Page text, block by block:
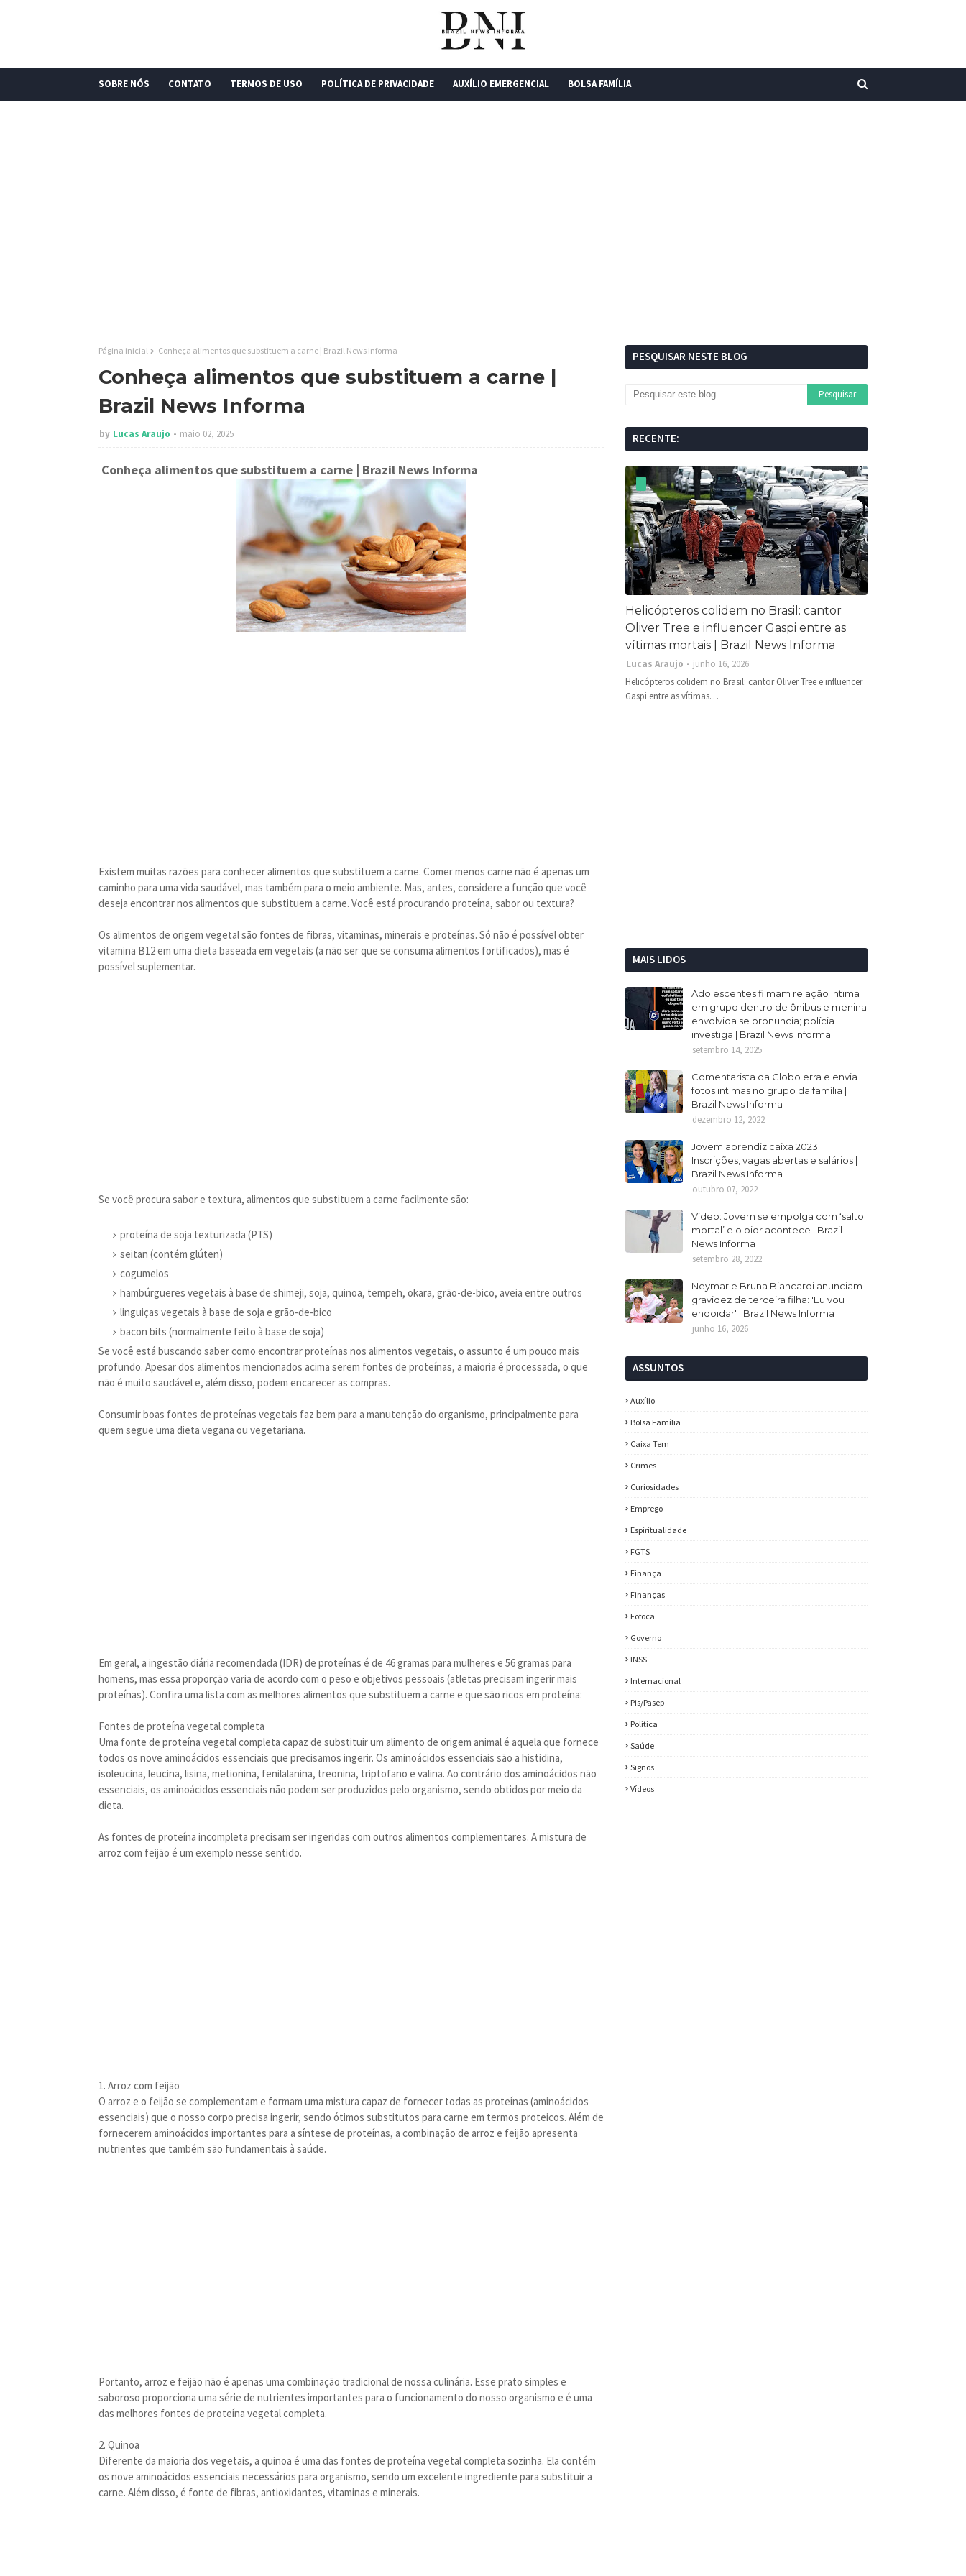
SOBRE NÓS CONTATO TERMOS DE USO POLÍTICA DE PRIVACIDADE AUXÍLIO EMERGENCIAL BOLSA FAMÍLIA
Página inicial Conheça alimentos que substituem a carne | Brazil News Informa
Conheça alimentos que substituem a carne |
Brazil News Informa
by Lucas Araujo maio 02, 2025
Conheça alimentos que substituem a carne | Brazil News Informa
Existem muitas razões para conhecer alimentos que substituem a carne. Comer menos carne não é apenas um
caminho para uma vida saudável, mas também para o meio ambiente. Mas, antes, considere a função que você
deseja encontrar nos alimentos que substituem a carne. Você está procurando proteína, sabor ou textura?
Os alimentos de origem vegetal são fontes de fibras, vitaminas, minerais e proteínas. Só não é possível obter
vitamina B12 em uma dieta baseada em vegetais (a não ser que se consuma alimentos fortificados), mas é
possível suplementar.
Se você procura sabor e textura, alimentos que substituem a carne facilmente são:
proteína de soja texturizada (PTS)
seitan (contém glúten)
cogumelos
hambúrgueres vegetais à base de shimeji, soja, quinoa, tempeh, okara, grão-de-bico, aveia entre outros
linguiças vegetais à base de soja e grão-de-bico
bacon bits (normalmente feito à base de soja)
Se você está buscando saber como encontrar proteínas nos alimentos vegetais, o assunto é um pouco mais
profundo. Apesar dos alimentos mencionados acima serem fontes de proteínas, a maioria é processada, o que
não é muito saudável e, além disso, podem encarecer as compras.
Consumir boas fontes de proteínas vegetais faz bem para a manutenção do organismo, principalmente para
quem segue uma dieta vegana ou vegetariana.
Em geral, a ingestão diária recomendada (IDR) de proteínas é de 46 gramas para mulheres e 56 gramas para
homens, mas essa proporção varia de acordo com o peso e objetivos pessoais (atletas precisam ingerir mais
proteínas). Confira uma lista com as melhores alimentos que substituem a carne e que são ricos em proteína:
Fontes de proteína vegetal completa
Uma fonte de proteína vegetal completa capaz de substituir um alimento de origem animal é aquela que fornece
todos os nove aminoácidos essenciais que precisamos ingerir. Os aminoácidos essenciais são a histidina,
isoleucina, leucina, lisina, metionina, fenilalanina, treonina, triptofano e valina. Ao contrário dos aminoácidos não
essenciais, os aminoácidos essenciais não podem ser produzidos pelo organismo, sendo obtidos por meio da
dieta.
As fontes de proteína incompleta precisam ser ingeridas com outros alimentos complementares. A mistura de
arroz com feijão é um exemplo nesse sentido.
1. Arroz com feijão
O arroz e o feijão se complementam e formam uma mistura capaz de fornecer todas as proteínas (aminoácidos
essenciais) que o nosso corpo precisa ingerir, sendo ótimos substitutos para carne em termos proteicos. Além de
fornecerem aminoácidos importantes para a síntese de proteínas, a combinação de arroz e feijão apresenta
nutrientes que também são fundamentais à saúde.
Portanto, arroz e feijão não é apenas uma combinação tradicional de nossa culinária. Esse prato simples e
saboroso proporciona uma série de nutrientes importantes para o funcionamento do nosso organismo e é uma
das melhores fontes de proteína vegetal completa.
2. Quinoa
Diferente da maioria dos vegetais, a quinoa é uma das fontes de proteína vegetal completa sozinha. Ela contém
os nove aminoácidos essenciais necessários para organismo, sendo um excelente ingrediente para substituir a
carne. Além disso, é fonte de fibras, antioxidantes, vitaminas e minerais.
PESQUISAR NESTE BLOG
RECENTE:
Helicópteros colidem no Brasil: cantor
Oliver Tree e influencer Gaspi entre as
vítimas mortais | Brazil News Informa
Lucas Araujo
junho 16, 2026
Helicópteros colidem no Brasil: cantor Oliver Tree e influencer
Gaspi entre as vítimas…
MAIS LIDOS
Adolescentes filmam relação intima
em grupo dentro de ônibus e menina
envolvida se pronuncia; polícia
investiga | Brazil News Informa
setembro 14, 2025
Comentarista da Globo erra e envia
fotos intimas no grupo da família |
Brazil News Informa
dezembro 12, 2022
Jovem aprendiz caixa 2023:
Inscrições, vagas abertas e salários |
Brazil News Informa
outubro 07, 2022
Vídeo: Jovem se empolga com ‘salto
mortal’ e o pior acontece | Brazil
News Informa
setembro 28, 2022
Neymar e Bruna Biancardi anunciam
gravidez de terceira filha: 'Eu vou
endoidar' | Brazil News Informa
junho 16, 2026
ASSUNTOS
Auxílio
Bolsa Família
Caixa Tem
Crimes
Curiosidades
Emprego
Espiritualidade
FGTS
Finança
Finanças
Fofoca
Governo
INSS
Internacional
Pis/Pasep
Política
Saúde
Signos
Vídeos